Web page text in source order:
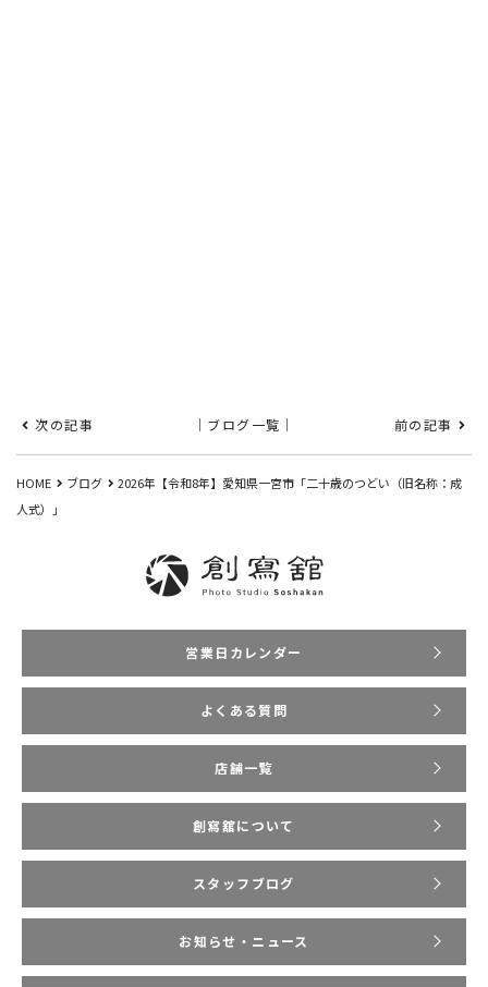
次の記事 ｜ブログ一覧｜ 前の記事
HOME ブログ
2026年【令和8年】愛知県一宮市「二十歳のつどい（旧名称：成
人式）」
営業日カレンダー
よくある質問
店舗一覧
創寫舘について
スタッフブログ
お知らせ・ニュース